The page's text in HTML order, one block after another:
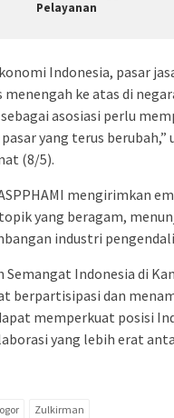
Pelayanan
Indonesia, pasar
ke atas di
asosiasi perlu
yang terus
(8/5).
mengirimkan
yang beragam,
industri
Indonesia di
berpartisipasi dan
memperkuat posisi
yang lebih erat
Zulkirman